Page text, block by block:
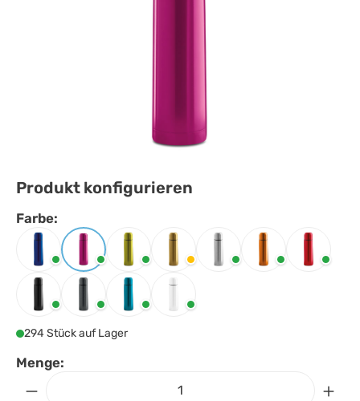
Produkt konfigurieren
Farbe:
Farbe auswählen
Blau Fuchsie Limette Matt goldenMattsilberOrange Rot
Schwarz Titan Türkis Weiss
294 Stück auf Lager
Menge: